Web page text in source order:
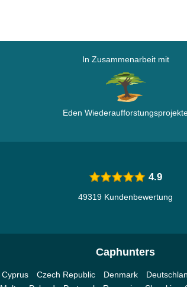
In Zusammenarbeit mit
Eden
4.9
49319 Kundenbewertung
Caphunters
Cyprus Czech Republic Denmark